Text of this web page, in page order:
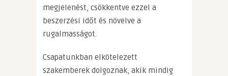
megjelenést, csökkentve ezzel a
beszerzési időt és növelve a
rugalmasságot.
Csapatunkban elkötelezett
szakemberek dolgoznak, akik mindig